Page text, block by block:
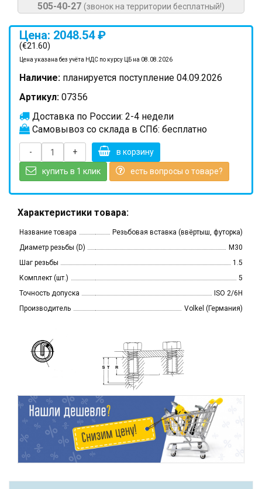
505-40-27 (звонок на территории бесплатный!)
Цена: 2048.54 ₽
(€21.60)
Цена указана без учёта НДС по курсу ЦБ на 08.08.2026
Наличие: планируется поступление 04.09.2026
Артикул: 07356
Доставка по России: 2-4 недели
Самовывоз со склада в СПб: бесплатно
- + в корзину
купить в 1 клик есть вопросы о товаре?
Характеристики товара:
Название товара
Резьбовая вставка (ввёртыш, футорка)
Диаметр резьбы (D)
M30
Шаг резьбы
1.5
Комплект (шт.)
5
Точность допуска
ISO 2/6H
Производитель
Volkel (Германия)